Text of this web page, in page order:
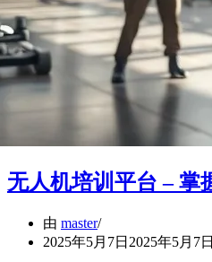
无人机培训平台 – 掌
由 master
2025年5月7日 2025年5月7日